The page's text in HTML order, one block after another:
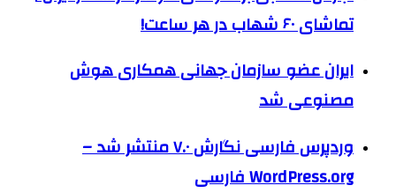
تماشای ۶۰ شهاب در هر ساعت!
ایران عضو سازمان جهانی همکاری هوش
مصنوعی شد
وردپرس فارسی نگارش ۷.۰ منتشر شد –
WordPress.org فارسی